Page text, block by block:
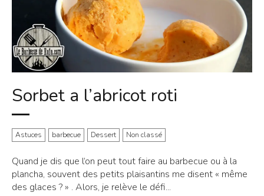
Sorbet a l’abricot roti
Astuces barbecue Dessert Non classé
Quand je dis que l’on peut tout faire au barbecue ou à la
plancha, souvent des petits plaisantins me disent « même
des glaces ? » . Alors, je relève le défi...